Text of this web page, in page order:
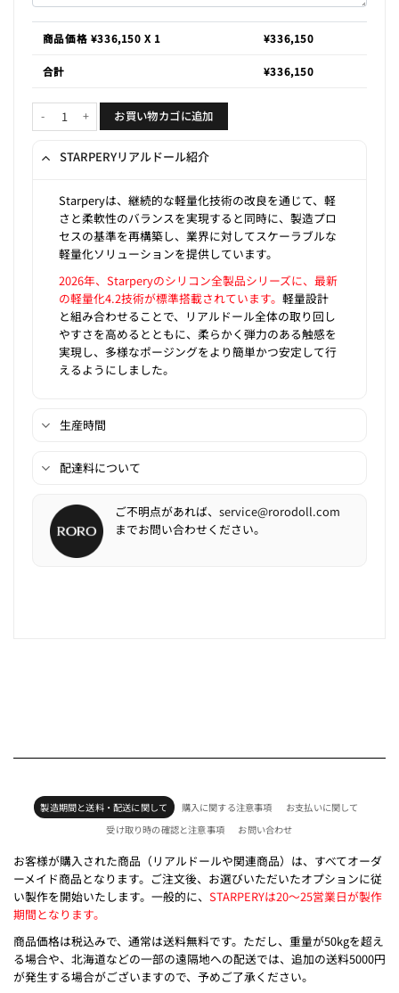
商品価格 ¥336,150 X 1 ¥336,150
合計 ¥336,150
Tiffany 167cm E-cup個お買い物カゴに追加
STARPERYリアルドール紹介
Starperyは、継続的な軽量化技術の改良を通じて、軽
さと柔軟性のバランスを実現すると同時に、製造プロ
セスの基準を再構築し、業界に対してスケーラブルな
軽量化ソリューションを提供しています。
2026年、Starperyのシリコン全製品シリーズに、最新
の軽量化4.2技術が標準搭載されています。軽量設計
と組み合わせることで、リアルドール全体の取り回し
やすさを高めるとともに、柔らかく弾力のある触感を
実現し、多様なポージングをより簡単かつ安定して行
えるようにしました。
生産時間
配達料について
ご不明点があれば、 service@rorodoll.com
までお問い合わせください。
製造期間と送料・配送に関して 購入に関する注意事項
お支払いに関して
受け取り時の確認と注意事項
お問い合わせ
お客様が購入された商品（リアルドールや関連商品）は、すべてオーダ
ーメイド商品となります。ご注文後、お選びいただいたオプションに従
い製作を開始いたします。一般的に、 STARPERYは20～25営業日が製作
期間となります。
商品価格は税込みで、通常は送料無料です。ただし、重量が50kgを超え
る場合や、北海道などの一部の遠隔地への配送では、追加の送料5000円
が発生する場合がございますので、予めご了承ください。